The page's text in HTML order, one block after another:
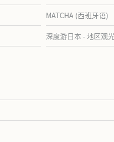
MATCHA (西班牙语)
深度游日本 - 地区观